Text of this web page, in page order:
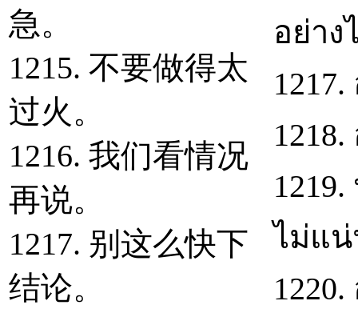
急。
1215. 不要做得太
过火。
1216. 我们看情况
再说。
1217. 别这么快下
结论。
อย่าง
ไม่แ